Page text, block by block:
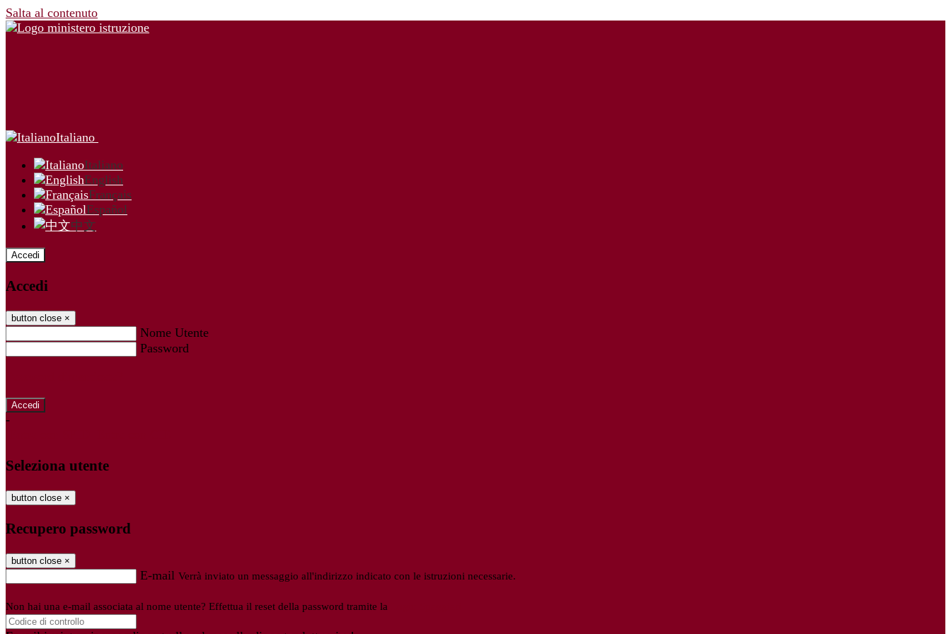
Salta al contenuto
Italiano
Italiano
English
Français
Español
中文
Accedi
Accedi
button close ×
Nome Utente
Password
-
Seleziona utente
button close ×
Recupero password
button close ×
E-mail Verrà inviato un messaggio all'indirizzo indicato con le istruzioni necessarie.
Non hai una e-mail associata al nome utente? Effettua il reset della password tramite la